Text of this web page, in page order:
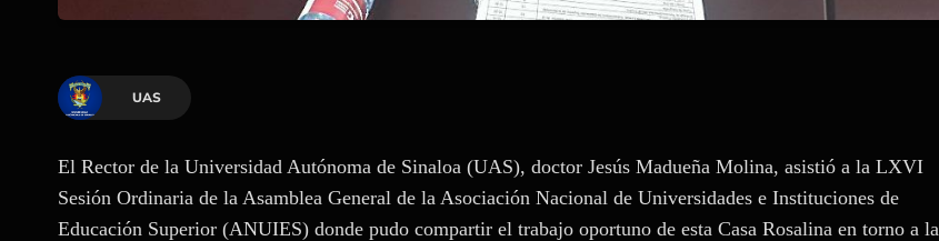
UAS
El Rector de la Universidad Autónoma de Sinaloa (UAS), doctor Jesús Madueña Molina, asistió a la LXVI
Sesión Ordinaria de la Asamblea General de la Asociación Nacional de Universidades e Instituciones de
Educación Superior (ANUIES) donde pudo compartir el trabajo oportuno de esta Casa Rosalina en torno a la